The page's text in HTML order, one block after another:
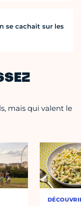
se cachait sur les
mais qui valent le